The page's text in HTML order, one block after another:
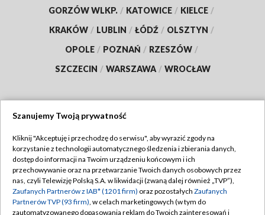
GORZÓW WLKP. / KATOWICE / KIELCE /
KRAKÓW / LUBLIN / ŁÓDŹ / OLSZTYN /
OPOLE / POZNAŃ / RZESZÓW /
SZCZECIN / WARSZAWA / WROCŁAW
TVP
Abonament TVP
Emisja w TVP
Centrum informacji TVP
Regulamin TVP
Polityka prywatności
Moje zgody
Szanujemy Twoją prywatność
Kliknij "Akceptuję i przechodzę do serwisu", aby wyrazić zgody na
korzystanie z technologii automatycznego śledzenia i zbierania danych,
dostęp do informacji na Twoim urządzeniu końcowym i ich
przechowywanie oraz na przetwarzanie Twoich danych osobowych przez
nas, czyli Telewizję Polską S.A. w likwidacji (zwaną dalej również „TVP”),
Zaufanych Partnerów z IAB* (1201 firm) oraz pozostałych Zaufanych
Partnerów TVP (93 firm), w celach marketingowych (w tym do
zautomatyzowanego dopasowania reklam do Twoich zainteresowań i